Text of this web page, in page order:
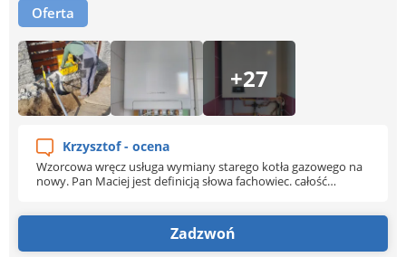
Oferta
+27
Krzysztof - ocena
Wzorcowa wręcz usługa wymiany starego kotła gazowego na
nowy. Pan Maciej jest definicją słowa fachowiec. całość
pomieszczenia do montażu zostały ponownie zainstalowane
na swoim miejscu oraz wszystko pięknie wysprzątane. Firma
godna polecenia!!!
Zadzwoń